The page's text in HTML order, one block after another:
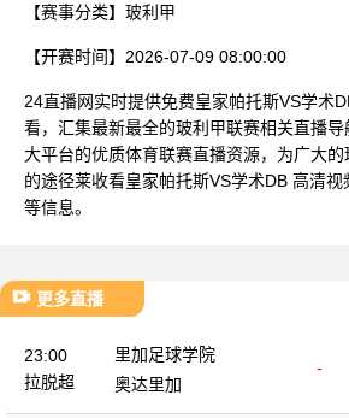
【赛事分类】 玻利甲
【开赛时间】 2026-07-09 08:00:00
24直播网实时提供免费皇家帕托斯VS学术
看，汇集最新最全的玻利甲联赛相关直播
大平台的优质体育联赛直播资源，为广大
的途径莱收看皇家帕托斯VS学术DB 高清
等信息。
更多直播
23:00
拉脱超
里加足球学院
-
奥达里加